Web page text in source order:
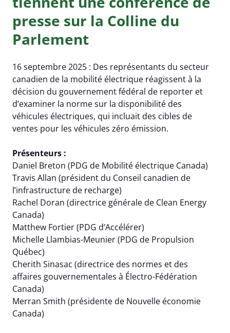
presse sur la Colline du
Parlement
16 septembre 2025 : Des représentants du secteur
canadien de la mobilité électrique réagissent à la
décision du gouvernement fédéral de reporter et
d’examiner la norme sur la disponibilité des
véhicules électriques, qui incluait des cibles de
ventes pour les véhicules zéro émission.
Présenteurs :
Daniel Breton (PDG de Mobilité électrique Canada)
Travis Allan (président du Conseil canadien de
l’infrastructure de recharge)
Rachel Doran (directrice générale de Clean Energy
Canada)
Matthew Fortier (PDG d’Accélérer)
Michelle Llambias-Meunier (PDG de Propulsion
Québec)
Cherith Sinasac (directrice des normes et des
affaires gouvernementales à Électro-Fédération
Canada)
Merran Smith (présidente de Nouvelle économie
Canada)